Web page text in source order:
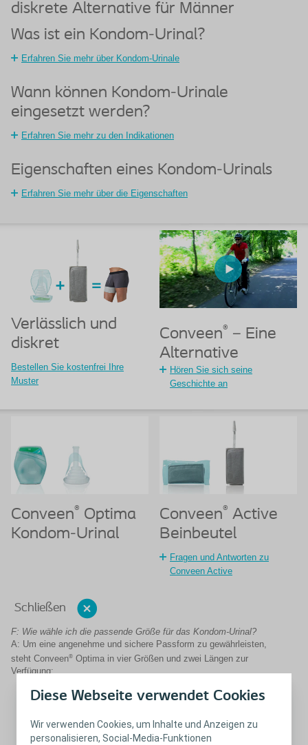
Diese Webseite verwendet Cookies
Wir verwenden Cookies, um Inhalte und Anzeigen zu
personalisieren, Social-Media-Funktionen
diskrete Alternative für Männer
Was ist ein Kondom-Urinal?
Erfahren Sie mehr über Kondom-Urinale
Wann können Kondom-Urinale
eingesetzt werden?
Erfahren Sie mehr zu den Indikationen
Eigenschaften eines Kondom-Urinals
Erfahren Sie mehr über die Eigenschaften
Verlässlich und
diskret
Bestellen Sie kostenfrei Ihre
Muster
Conveen® – Eine
Alternative
Hören Sie sich seine
Geschichte an
Conveen® Optima
Kondom-Urinal
Conveen® Active
Beinbeutel
Fragen und Antworten zu
Conveen Active
Schließen
F: Wie wähle ich die passende Größe für das Kondom-Urinal?
A: Um eine angenehme und sichere Passform zu gewährleisten,
steht Conveen® Optima in vier Größen und zwei Längen zur
Verfügung:
In einer Standardlänge (21, 25, 30 & 35 mm Durchmesser)
Ein Conveen Optima Kondom-Urinal mit der Standardlänge
ist für die meisten Männer geeignet.